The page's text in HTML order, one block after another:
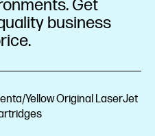
Get
business